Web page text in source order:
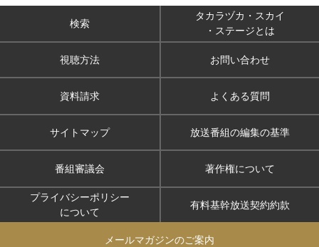
検索
タカラヅカ・スカイ
・ステージとは
視聴方法 お問い合わせ
資料請求 よくある質問
サイトマップ 放送番組の編集の基準
番組審議会 著作権について
プライバシーポリシー
について
有料基幹放送契約約款
メールマガジンのご案内